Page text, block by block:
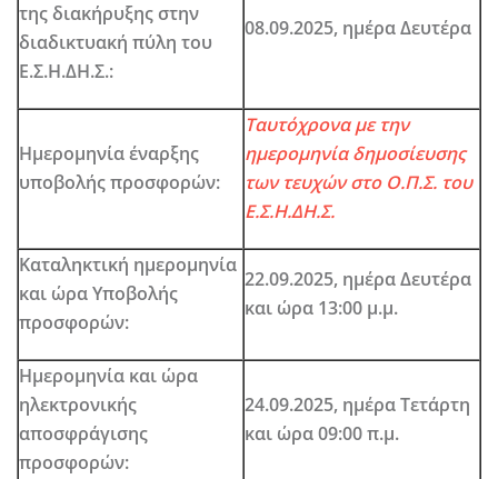
της διακήρυξης στην
διαδικτυακή πύλη του
Ε.Σ.Η.ΔΗ.Σ.:
08.09.2025, ημέραΔευτέρα
Ημερομηνία έναρξης
υποβολής προσφορών:
Ταυτόχρονα με την
ημερομηνία δημοσίευσης
των τευχών στο Ο.Π.Σ. του
Ε.Σ.Η.ΔΗ.Σ.
Καταληκτική ημερομηνία
και ώρα Υποβολής
προσφορών:
22.09.2025, ημέραΔευτέρα
και ώρα 13:00 μ.μ.
Ημερομηνία και ώρα
ηλεκτρονικής
αποσφράγισης
προσφορών:
24.09.2025, ημέραΤετάρτη
και ώρα09:00 π.μ.